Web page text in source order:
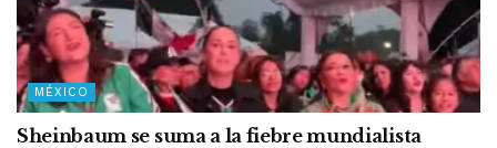
MÉXICO
Sheinbaum se suma a la fiebre mundialista